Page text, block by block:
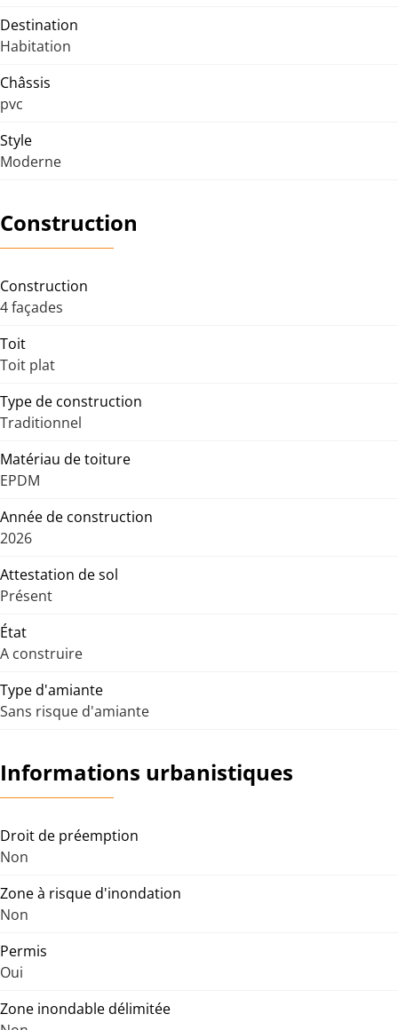
Destination
Habitation
Châssis
pvc
Style
Moderne
Construction
Construction
4 façades
Toit
Toit plat
Type de construction
Traditionnel
Matériau de toiture
EPDM
Année de construction
2026
Attestation de sol
Présent
État
A construire
Type d'amiante
Sans risque d'amiante
Informations urbanistiques
Droit de préemption
Non
Zone à risque d'inondation
Non
Permis
Oui
Zone inondable délimitée